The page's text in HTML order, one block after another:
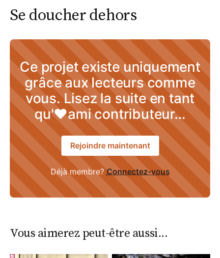
Se doucher dehors
Ce projet existe uniquement
grâce aux lecteurs comme
vous. Lisez la suite en tant
qu'♥ami contributeur…
Rejoindre maintenant
Déjà membre?Connectez-vous
Vous aimerez peut-être aussi...